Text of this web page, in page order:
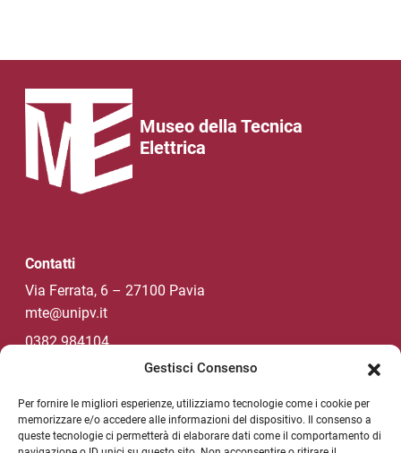
Gestisci Consenso
Per fornire le migliori esperienze, utilizziamo tecnologie come i cookie per
memorizzare e/o accedere alle informazioni del dispositivo. Il consenso a
queste tecnologie ci permetterà di elaborare dati come il comportamento di
Museo della Tecnica
Elettrica
Contatti
Via Ferrata, 6 – 27100 Pavia
mte@unipv.it
0382 984104
Social di Ateneo